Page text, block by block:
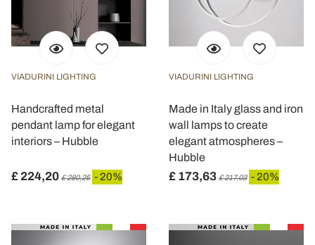
VIADURINI LIGHTING
Handcrafted metal
pendant lamp for elegant
interiors – Hubble
£ 224,20 £ 280,25 - 20%
VIADURINI LIGHTING
Made in Italy glass and iron
wall lamps to create
elegant atmospheres –
Hubble
£ 173,63 £ 217,03 - 20%